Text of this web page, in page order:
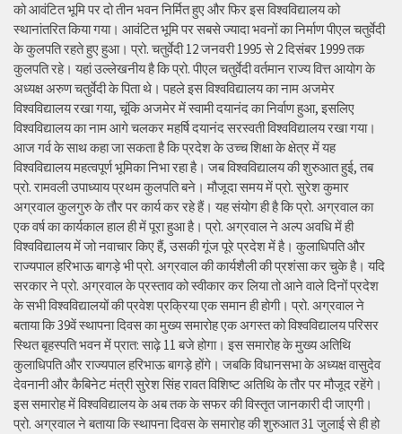
को आवंटित भूमि पर दो तीन भवन निर्मित हुए और फिर इस विश्वविद्यालय को
स्थानांतरित किया गया। आवंटित भूमि पर सबसे ज्यादा भवनों का निर्माण पीएल चतुर्वेदी
के कुलपति रहते हुए हुआ। प्रो. चतुर्वेदी 12 जनवरी 1995 से 2 दिसंबर 1999 तक
कुलपति रहे। यहां उल्लेखनीय है कि प्रो. पीएल चतुर्वेदी वर्तमान राज्य वित्त आयोग के
अध्यक्ष अरुण चतुर्वेदी के पिता थे। पहले इस विश्वविद्यालय का नाम अजमेर
विश्वविद्यालय रखा गया, चूंकि अजमेर में स्वामी दयानंद का निर्वाण हुआ, इसलिए
विश्वविद्यालय का नाम आगे चलकर महर्षि दयानंद सरस्वती विश्वविद्यालय रखा गया।
आज गर्व के साथ कहा जा सकता है कि प्रदेश के उच्च शिक्षा के क्षेत्र में यह
विश्वविद्यालय महत्वपूर्ण भूमिका निभा रहा है। जब विश्वविद्यालय की शुरुआत हुई, तब
प्रो. रामवली उपाध्याय प्रथम कुलपति बने। मौजूदा समय में प्रो. सुरेश कुमार
अग्रवाल कुलगुरु के तौर पर कार्य कर रहे हैं। यह संयोग ही है कि प्रो. अग्रवाल का
एक वर्ष का कार्यकाल हाल ही में पूरा हुआ है। प्रो. अग्रवाल ने अल्प अवधि में ही
विश्वविद्यालय में जो नवाचार किए हैं, उसकी गूंज पूरे प्रदेश में है। कुलाधिपति और
राज्यपाल हरिभाऊ बागड़े भी प्रो. अग्रवाल की कार्यशैली की प्रशंसा कर चुके है। यदि
सरकार ने प्रो. अग्रवाल के प्रस्ताव को स्वीकार कर लिया तो आने वाले दिनों प्रदेश
के सभी विश्वविद्यालयों की प्रवेश प्रक्रिया एक समान ही होगी। प्रो. अग्रवाल ने
बताया कि 39वें स्थापना दिवस का मुख्य समारोह एक अगस्त को विश्वविद्यालय परिसर
स्थित बृहस्पति भवन में प्रात: साढ़े 11 बजे होगा। इस समारोह के मुख्य अतिथि
कुलाधिपति और राज्यपाल हरिभाऊ बागड़े होंगे। जबकि विधानसभा के अध्यक्ष वासुदेव
देवनानी और कैबिनेट मंत्री सुरेश सिंह रावत विशिष्ट अतिथि के तौर पर मौजूद रहेंगे।
इस समारोह में विश्वविद्यालय के अब तक के सफर की विस्तृत जानकारी दी जाएगी।
प्रो. अग्रवाल ने बताया कि स्थापना दिवस के समारोह की शुरुआत 31 जुलाई से ही हो